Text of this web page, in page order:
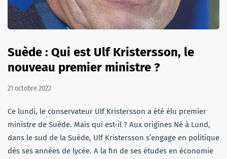
Suède : Qui est Ulf Kristersson, le
nouveau premier ministre ?
21 octobre 2022
Ce lundi, le conservateur Ulf Kristersson a été élu premier
ministre de Suède. Mais qui est-il ? Aux origines Né à Lund,
dans le sud de la Suède, Ulf Kristersson s’engage en politique
dès ses années de lycée. A la fin de ses études en économie